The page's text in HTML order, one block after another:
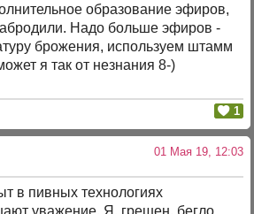
образование эфиров,
Надо больше эфиров -
брожения, используем штамм
я так от незнания 8-)
1
01 Мая 19, 12:03
в пивных технологиях